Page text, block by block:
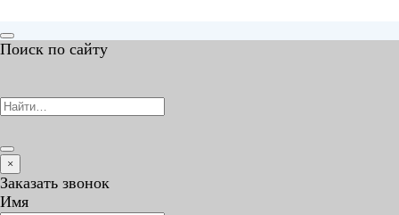
Поиск по сайту
×
Заказать звонок
Имя